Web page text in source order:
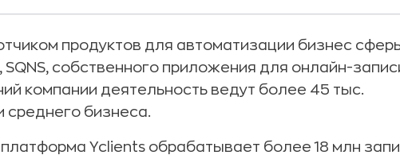
продуктов для автоматизации бизнес
SQNS, собственного приложения для онлайн-
компании деятельность ведут более 45 тыс.
среднего бизнеса.
Yclients обрабатывает более 18 млн